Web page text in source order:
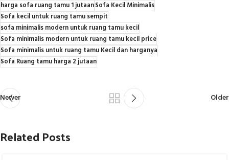
harga sofa ruang tamu 1 jutaanSofa Kecil Minimalis
Sofa kecil untuk ruang tamu sempit
sofa minimalis modern untuk ruang tamu kecil
Sofa minimalis modern untuk ruang tamu kecil price
Sofa minimalis untuk ruang tamu Kecil dan harganya
Sofa Ruang tamu harga 2 jutaan
Newer Older
Related Posts